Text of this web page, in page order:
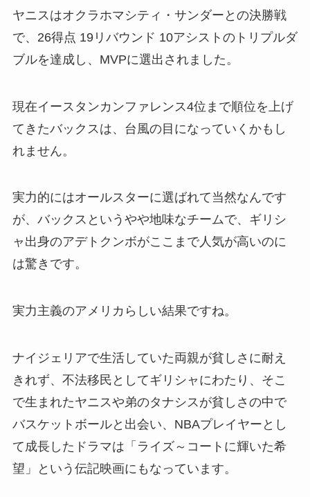
ヤニスはオクラホマシティ・サンダーとの決勝戦
で、26得点 19リバウンド 10アシストのトリプルダ
ブルを達成し、MVPに選出されました。
現在イースタンカンファレンス4位まで順位を上げ
てきたバックスは、台風の目になっていくかもし
れません。
実力的にはオールスターに選ばれて当然なんです
が、バックスというやや地味なチームで、ギリシ
ャ出身のアデトクンボがここまで人気が高いのに
は驚きです。
実力主義のアメリカらしい結果ですね。
ナイジェリアで生活していた両親が貧しさに耐え
きれず、不法移民としてギリシャにわたり、そこ
で生まれたヤニスや弟のタナシスが貧しさの中で
バスケットボールと出会い、NBAプレイヤーとし
て成長したドラマは「ライズ～コートに輝いた希
望」という伝記映画にもなっています。